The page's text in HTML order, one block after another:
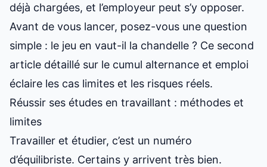
déjà chargées, et l’employeur peut s’y opposer.
Avant de vous lancer, posez-vous une question
simple : le jeu en vaut-il la chandelle ? Ce second
article détaillé sur le cumul alternance et emploi
éclaire les cas limites et les risques réels.
Réussir ses études en travaillant : méthodes et
limites
Travailler et étudier, c’est un numéro
d’équilibriste. Certains y arrivent très bien.